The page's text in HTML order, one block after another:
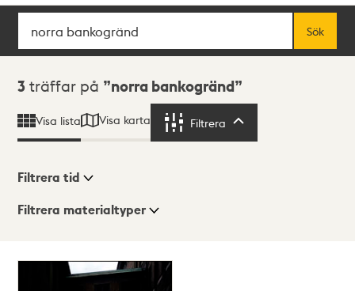
Sök
Sök
Sökresultat
3 träffar på norra bankogränd
Visa lista Visa karta Filtrera
Visningsläge
Karta
Filtrera tid
Filtrera materialtyper